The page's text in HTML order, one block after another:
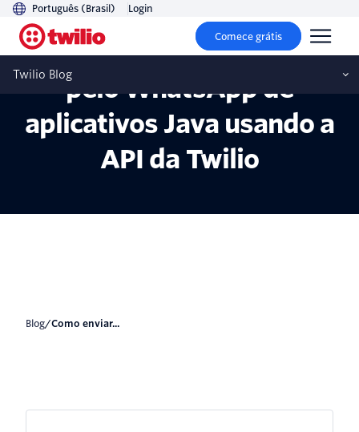
Português (Brasil) Login
Comece grátis
Twilio Blog
Como enviar mensagens
pelo WhatsApp de
aplicativos Java usando a
API da Twilio
blog/ Como enviar...